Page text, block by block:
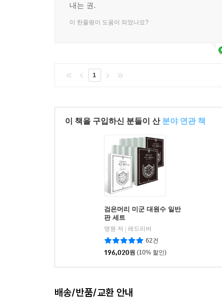
내는 권.
이 한줄평이 도움이 되었나요?
1
이 책을 구입하신 분들이 산 분야 연관 책
검은머리 미군 대원수 일반
판 세트
명원 저 | 레드리버
62건
196,020원 (10% 할인)
배송/반품/교환 안내